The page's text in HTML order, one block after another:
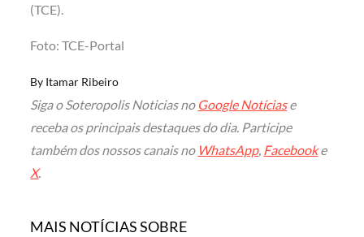
(TCE).
Foto: TCE-Portal
By Itamar Ribeiro
Siga o Soteropolis Noticias no Google Notíciase
receba os principais destaques do dia. Participe
também dos nossos canais no WhatsApp, Facebooke
X.
MAIS NOTÍCIAS SOBRE